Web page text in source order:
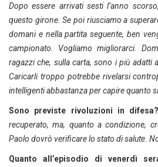
Dopo essere arrivati sesti l’anno
questo girone. Se poi riusciamo a
domani e nella partita seguente, ben
campionato. Vogliamo migliorarci.
ragazzi che, sulla carta, sono i più adatti
Caricarli troppo potrebbe rivelarsi
intelligenti abbastanza per capire quanto
Sono previste rivoluzioni in
recuperato, ma, quanto a condizione,
Paolo dovrò verificare lo stato di salute.
Quanto all’episodio di venerdì